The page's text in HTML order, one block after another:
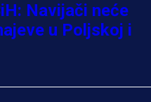
Navijači neće
u Poljskoj i